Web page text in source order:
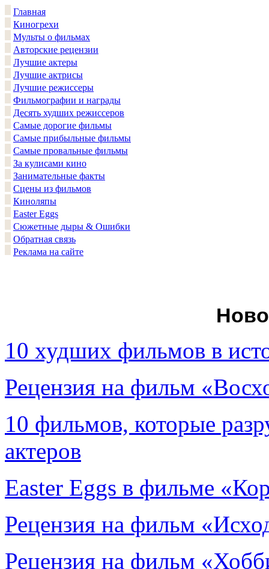
Главная
Киногрехи
Мульты о фильмах
Авторские рецензии
Лучшие актеры
Лучшие актрисы
Лучшие режиссеры
Фильмографии и награды
Десять худших режиссеров
Самые дорогие фильмы
Самые прибыльные фильмы
Самые провальные фильмы
За кулисами кино
Занимательные факты
Сцены из фильмов
Киноляпы
Easter Eggs
Сюжетные дыры & Ошибки
Обратная связь
Реклама на сайте
10 худших фильмов в
Рецензия на фильм
10 фильмов, которые
актеров
Easter Eggs в фильме
Рецензия на фильм
Рецензия на фильм